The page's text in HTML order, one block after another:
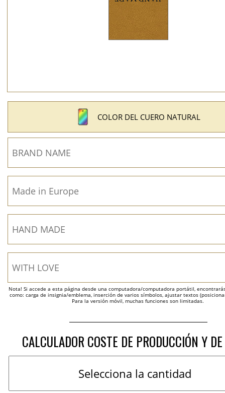
COLOR DEL CUERO NATURAL
Nota! Si accede a esta página desde una computadora/computadora portátil,
como: carga de insignia/emblema, inserción de varios símbolos, ajustar textos
Para la versión móvil, muchas funciones son limitadas.
CALCULADOR COSTE DE PRODUCCIÓN Y